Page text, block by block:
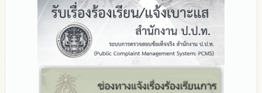
รายงานผลปี 2567
รายงานผลปี 2566
รายงานผลปี 2565
รายงานผลปี 2564
คู่มือหรือแนวทางการปฏิบัติงานของเจ้าหน้าที่
คู่มือหรือแนวทางการขอรับบริการสำหรับผู้รับบริการหรือผู้มา
ทุจริตของสำนักงานเขตพื้นที่การศึกษา ประจำงบประมาณ
2566
รายงานผลการดำเนินการป้องกันการทุจริตประจำปี
2568
มาตรการป้องกันการรับสินบน
มาตรการป้องกันการขัดกันระหว่างผลประโยชน์ส่วนตนกับส่วนรวม
มาตรการตรวจสอบการใช้ดุลพินิจ
มาตราการให้ผู้มีส่วนได้ส่วนเสียมีส่วนร่วม
Facebook เพจ สพป.ตาก 2
Youtube ช่อง สพป.ตาก เขต 2
Youtube เรื่องเล่าข่าวตาก 2